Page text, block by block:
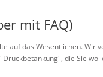
mit FAQ)
auf das Wesentlichen. Wir
die Sie